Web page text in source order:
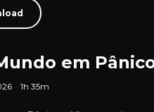
em
1h 35m